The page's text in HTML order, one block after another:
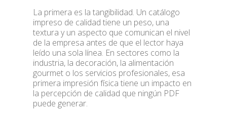
La primera es la tangibilidad. Un catálogo
impreso de calidad tiene un peso, una
textura y un aspecto que comunican el nivel
de la empresa antes de que el lector haya
leído una sola línea. En sectores como la
industria, la decoración, la alimentación
gourmet o los servicios profesionales, esa
primera impresión física tiene un impacto en
la percepción de calidad que ningún PDF
puede generar.